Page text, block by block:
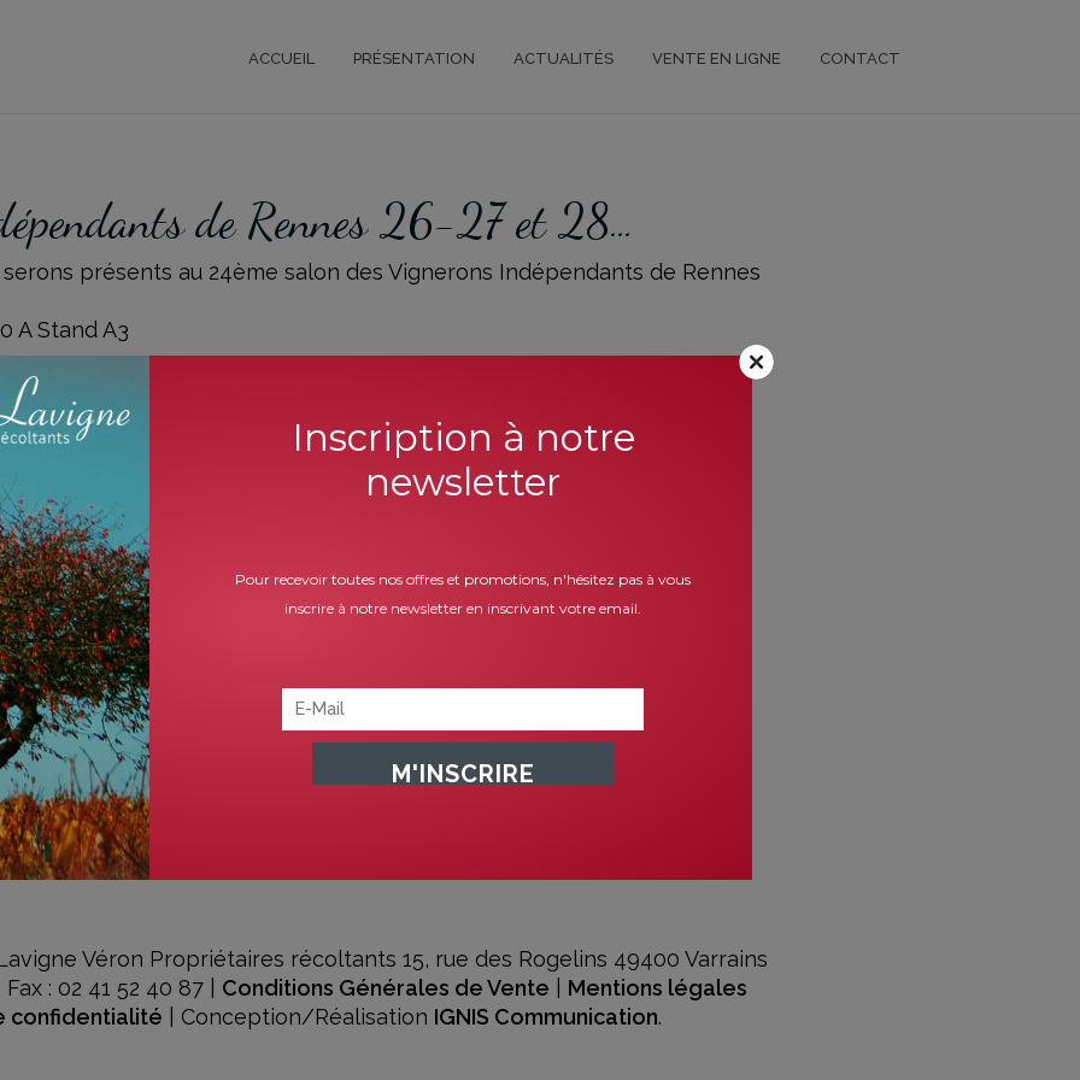
ACCUEIL PRÉSENTATION ACTUALITÉS VENTE EN LIGNE CONTACT
de Rennes 26-27 et 28…
serons présents au 24ème salon des Vignerons Indépendants de Rennes
A Stand A3
Gautrais – 35170 BRUZ
Véron Propriétaires récoltants 15, rue des Rogelins 49400 Varrains
: 02 41 52 40 87 | Conditions Générales de Vente
Mentions légales
confidentialité | Conception/Réalisation IGNIS Communication.
Inscription à notre
newsletter
Pour recevoir toutes nos offres et promotions, n'hésitez pas à vous
inscrire à notre newsletter en inscrivant votre email.